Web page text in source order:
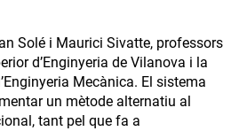
Solé i Maurici Sivatte, professors
d’Enginyeria de Vilanova i la
Mecànica. El sistema
un mètode alternatiu al
tant pel que fa a